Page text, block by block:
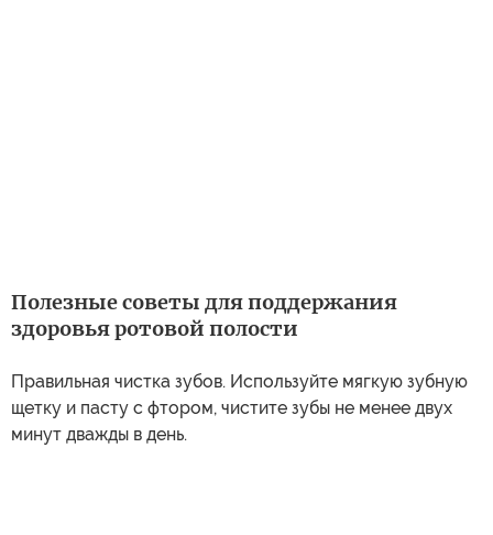
Полезные советы для поддержания
здоровья ротовой полости
Правильная чистка зубов. Используйте мягкую зубную
щетку и пасту с фтором, чистите зубы не менее двух
минут дважды в день.